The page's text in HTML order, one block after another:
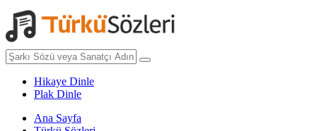
Hikaye Dinle
Plak Dinle
Ana Sayfa